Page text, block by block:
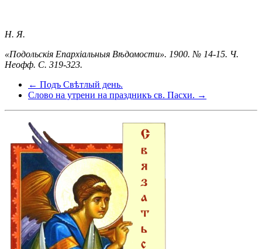
Н. Я.
«Подольскія Епархіальныя Вѣдомости». 1900. № 14-15. Ч.
Неофф. С. 319-323.
← Подъ Свѣтлый день.
Слово на утрени на праздникъ св. Пасхи. →